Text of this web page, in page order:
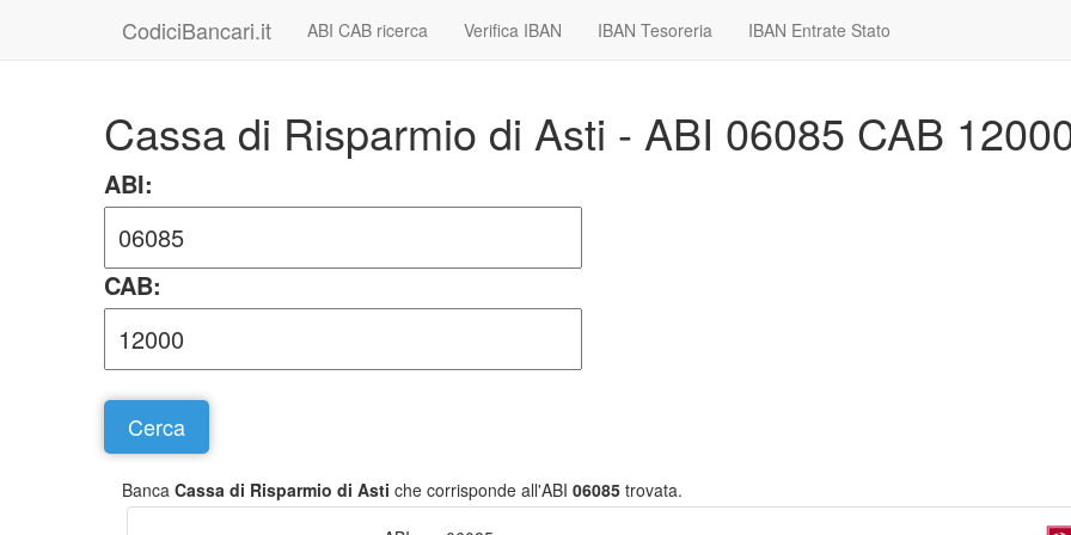
CodiciBancari.it ABI CAB ricerca Verifica IBAN IBAN Tesoreria IBAN Entrate Stato
Cassa di Risparmio di Asti - ABI 06085 CAB
ABI:
CAB:
Banca Cassa di Risparmio di Asti che corrisponde all'ABI 06085 trovata.